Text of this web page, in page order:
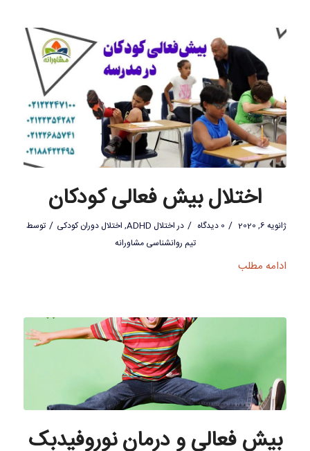
اختلال بیش فعالی کودکان
ژانویه 6, 2020 / 0 دیدگاه / در اختلال ADHD , اختلال دوران کودکی / توسط
تیم روانشناسی مشاورانه
ادامه مطلب
بیش فعالی و درمان نوروفیدبک